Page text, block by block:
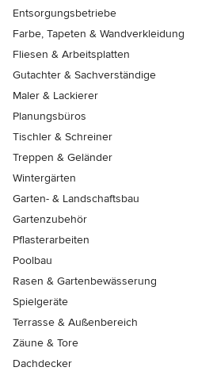
Entsorgungsbetriebe
Farbe, Tapeten & Wandverkleidung
Fliesen & Arbeitsplatten
Gutachter & Sachverständige
Maler & Lackierer
Planungsbüros
Tischler & Schreiner
Treppen & Geländer
Wintergärten
Garten- & Landschaftsbau
Gartenzubehör
Pflasterarbeiten
Poolbau
Rasen & Gartenbewässerung
Spielgeräte
Terrasse & Außenbereich
Zäune & Tore
Dachdecker